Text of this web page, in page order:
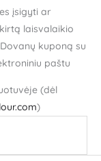
įsigyti ar
laisvalaikio
kuponą su
paštu
(dėl
)